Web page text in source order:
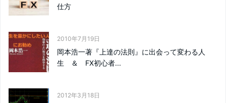
仕方
2010年7月19日
岡本浩一著『上達の法則』に出会って変わる人
生 ＆ FX初心者...
2012年3月18日